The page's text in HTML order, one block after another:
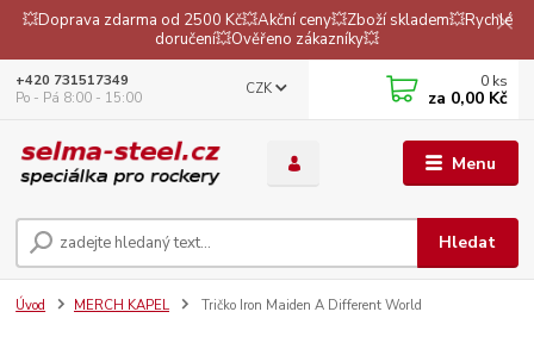
💥Doprava zdarma od 2500 Kč💥Akční ceny💥Zboží skladem💥Rychlé
doručení💥Ověřeno zákazníky💥
Menu
CZK
Hledat
+420 731517349
Po - Pá 8:00 - 15:00
0 ks
za 0,00 Kč
Úvod MERCH KAPEL Tričko Iron Maiden A Different World